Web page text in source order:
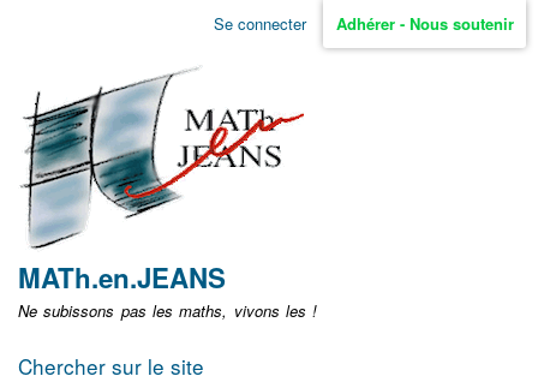
Aller
non
identifié
Se connecter Adhérer - Nous soutenir
MATh.en.JEANS
Ne subissons pas les maths, vivons les !
Chercher sur le site